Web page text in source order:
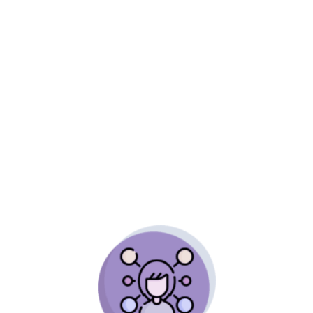
• Estudios que identifiquen el papel de la
muerte desde la educación y la pedagogía
• Una didáctica de la muerte: Enfoques
preventivos y paliativos
• Las narrativas acerca del final de la vida: